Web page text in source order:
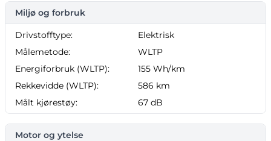
Miljø og forbruk
Drivstofftype:
Elektrisk
Målemetode:
WLTP
Energiforbruk (WLTP):
155 Wh/km
Rekkevidde (WLTP):
586 km
Målt kjørestøy:
67 dB
Motor og ytelse